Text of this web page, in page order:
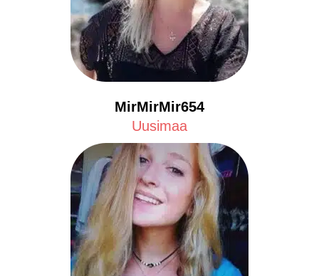
MirMirMir654
Uusimaa